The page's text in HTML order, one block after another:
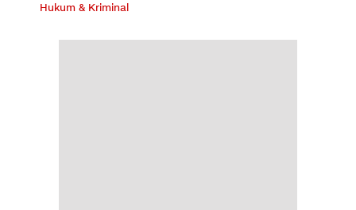
Hukum & Kriminal